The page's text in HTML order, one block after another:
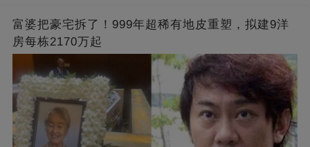
富婆把豪宅拆了！999年超稀有地皮重塑，拟建9洋
房每栋2170万起